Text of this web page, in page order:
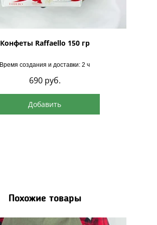
Конфеты Raffaello 150 гр
Время создания и доставки: 2 ч
690 руб.
Добавить
Похожие товары